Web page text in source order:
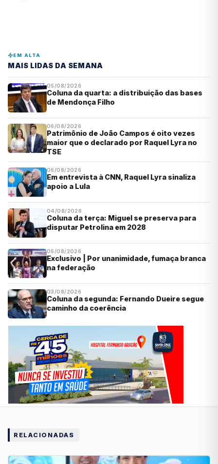
EM ALTA
MAIS LIDAS DA SEMANA
05/08/2026
Coluna da quarta: a distribuição das bases
de Mendonça Filho
06/08/2026
Patrimônio de João Campos é oito vezes
maior que o declarado por Raquel Lyra no
TSE
06/08/2026
Em entrevista à CNN, Raquel Lyra sinaliza
apoio a Lula
04/08/2026
Coluna da terça: Miguel se preserva para
disputar Petrolina em 2028
05/08/2026
Exclusivo | Por unanimidade, fumaça branca
na federação
03/08/2026
Coluna da segunda: Fernando Dueire segue
caminho da coerência
RELACIONADAS